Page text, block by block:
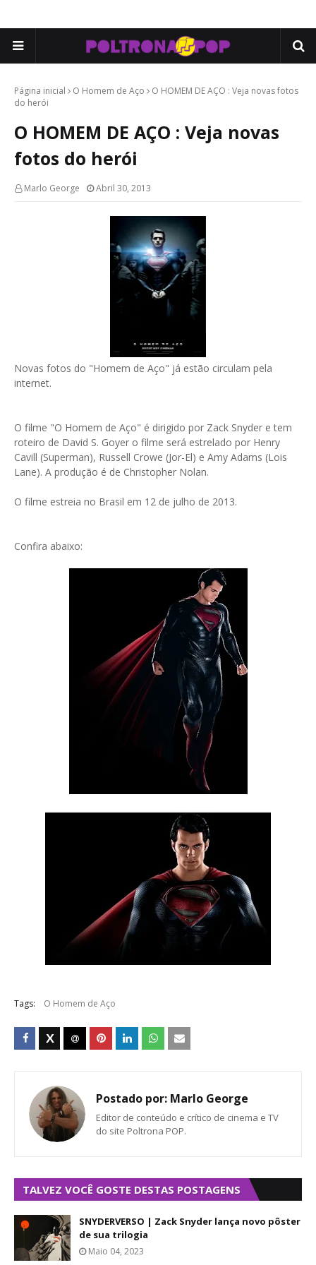
Página inicial O Homem de Aço
O HOMEM DE AÇO : Veja novas fotos
do herói
O HOMEM DE AÇO : Veja novas
fotos do herói
Marlo George Abril 30, 2013
Novas fotos do "Homem de Aço" já estão circulam pela
internet.
O filme "O Homem de Aço" é dirigido por Zack Snyder e tem
roteiro de David S. Goyer o filme será estrelado por Henry
Cavill (Superman), Russell Crowe (Jor-El) e Amy Adams (Lois
Lane). A produção é de Christopher Nolan.
O filme estreia no Brasil em 12 de julho de 2013.
Confira abaixo:
Tags: O Homem de Aço
Postado por: Marlo George
Editor de conteúdo e crítico de cinema e TV
do site Poltrona POP.
TALVEZ VOCÊ GOSTE DESTAS POSTAGENS
SNYDERVERSO | Zack Snyder lança novo pôster
de sua trilogia
Maio 04, 2023